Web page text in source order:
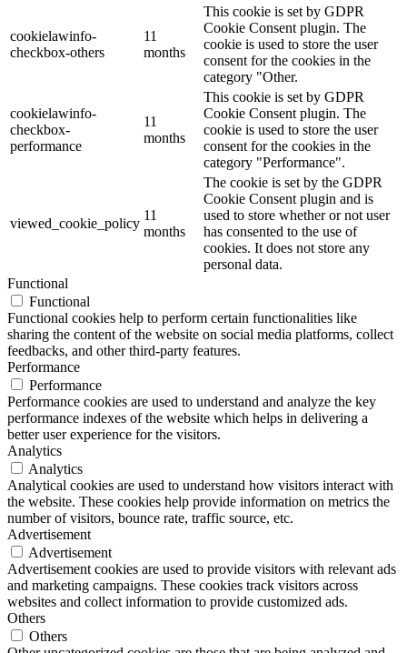
cookielawinfo-
checkbox-others
11
months
This cookie is set by GDPR
Cookie Consent plugin. The
cookie is used to store the user
consent for the cookies in the
category "Other.
cookielawinfo-
checkbox-
performance
11
months
This cookie is set by GDPR
Cookie Consent plugin. The
cookie is used to store the user
consent for the cookies in the
category "Performance".
viewed_cookie_policy
11
months
The cookie is set by the GDPR
Cookie Consent plugin and is
used to store whether or not user
has consented to the use of
cookies. It does not store any
personal data.
Functional
Functional
Functional cookies help to perform certain functionalities like
sharing the content of the website on social media platforms, collect
feedbacks, and other third-party features.
Performance
Performance
Performance cookies are used to understand and analyze the key
performance indexes of the website which helps in delivering a
better user experience for the visitors.
Analytics
Analytics
Analytical cookies are used to understand how visitors interact with
the website. These cookies help provide information on metrics the
number of visitors, bounce rate, traffic source, etc.
Advertisement
Advertisement
Advertisement cookies are used to provide visitors with relevant ads
and marketing campaigns. These cookies track visitors across
websites and collect information to provide customized ads.
Others
Others